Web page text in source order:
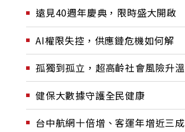
遠見40週年慶典，限時盛大開啟
AI權限失控，供應鏈危機如何解
孤獨到孤立，超高齡社會風險升溫
健保大數據守護全民健康
台中航網十倍增、客運年增近三成